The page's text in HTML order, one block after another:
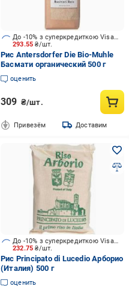
293.55₴/шт.
До -10% з суперкредиткою Visa Вигода
Рис Antersdorfer Die Bio-Muhle
Басмати органический 500 г
оценить
309 ₴/шт.
Привезём Доставим
232.75₴/шт.
До -10% з суперкредиткою Visa Вигода
Рис Principato di Lucedio Арборио
(Италия) 500 г
оценить